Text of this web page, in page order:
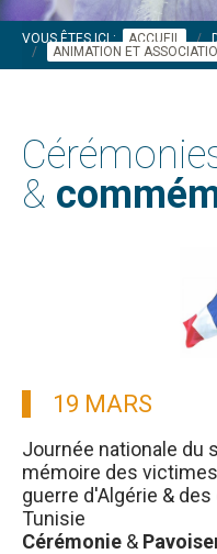
VOUS ÊTES ICI : ACCUEIL
ANIMATION ET
&
19 MARS
Journée nationale du
mémoire des
guerre d'Algérie &
Tunisie
Cérémonie &